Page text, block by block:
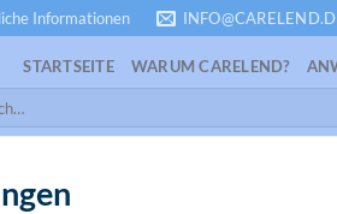
Informationen
STARTSEITE WARUM CARELEND?